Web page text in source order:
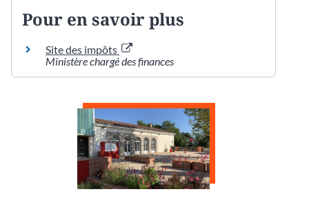
Pour en savoir plus
Site des impôts
Ministère chargé des finances